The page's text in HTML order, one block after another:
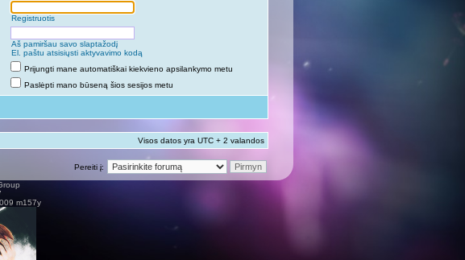
Registruotis
Aš pamiršau savo slaptažodį
El. paštu atsisiųsti aktyvavimo kodą
Prijungti mane automatiškai kiekvieno apsilankymo metu
Paslėpti mano būseną šios sesijos metu
Visos datos yra UTC + 2 valandos
Pereiti į:
m157y